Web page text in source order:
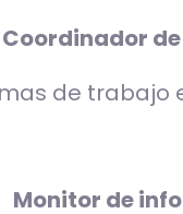
Coordinador
de trabajo
Monitor de